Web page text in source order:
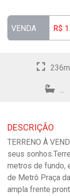
VENDA R$
DESCRIÇÃO
TERRENO À
seus
metros de fundo,
de Metrô Praça
ampla frente